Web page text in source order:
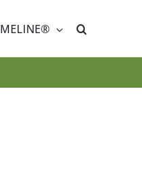
MELINE®